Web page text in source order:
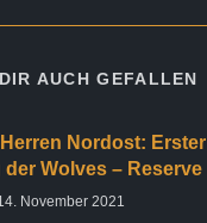
AUCH GEFALLEN
Nordost: Erster
Wolves – Reserve
November 2021